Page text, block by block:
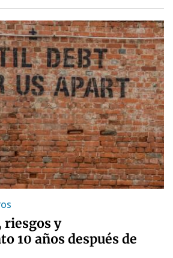
riesgos y
10 años después de